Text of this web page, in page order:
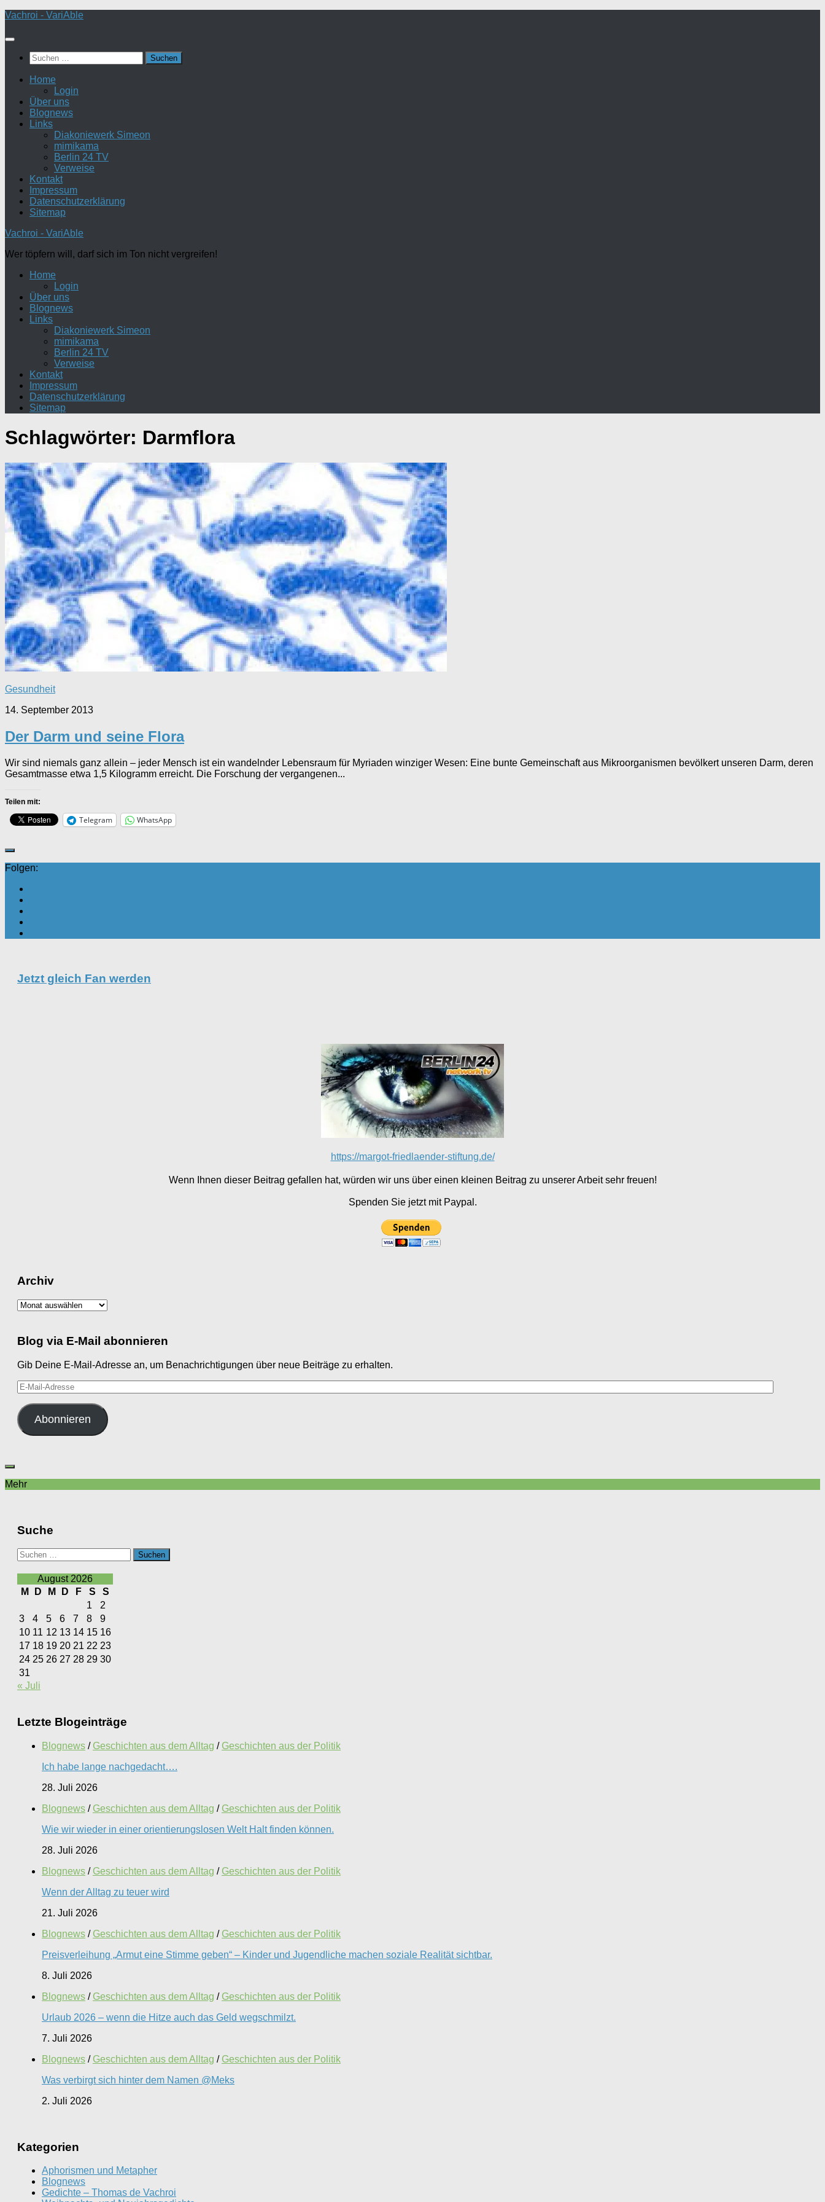
Zum
springen
Vachroi - VariAble
Suchen
nach:
Home
Login
Über uns
Blognews
Links
Diakoniewerk Simeon
mimikama
Berlin 24 TV
Verweise
Kontakt
Impressum
Datenschutzerklärung
Sitemap
Vachroi - VariAble
Wer töpfern will, darf sich im Ton nicht vergreifen!
Home
Login
Über uns
Blognews
Links
Diakoniewerk Simeon
mimikama
Berlin 24 TV
Verweise
Kontakt
Impressum
Datenschutzerklärung
Sitemap
Schlagwörter: Darmflora
Gesundheit
14. September 2013
Der Darm und seine Flora
Wir sind niemals ganz allein – jeder Mensch ist ein wandelnder Lebensraum für Myriaden winziger Wesen: Eine bunte Gemeinschaft aus Mikroorganismen bevölkert unseren Darm, deren
Gesamtmasse etwa 1,5 Kilogramm erreicht. Die Forschung der vergangenen...
Teilen mit:
Telegram WhatsApp
Folgen:
Jetzt gleich Fan werden
https://margot-friedlaender-stiftung.de/
Wenn Ihnen dieser Beitrag gefallen hat, würden wir uns über einen kleinen Beitrag zu unserer Arbeit sehr freuen!
Spenden Sie jetzt mit Paypal.
Archiv
Archiv
Blog via E-Mail abonnieren
Gib Deine E-Mail-Adresse an, um Benachrichtigungen über neue Beiträge zu erhalten.
E-
Mail-
Adresse
Abonnieren
Mehr
Suche
Suchen
nach:
August 2026
M
D M D F S
S
1
2
3
4 5 6 7 8
9
10 11 12 13 14 15 16
17 18 19 20 21 22 23
24 25 26 27 28 29 30
31
« Juli
Letzte Blogeinträge
Blognews / Geschichten aus dem Alltag / Geschichten aus der Politik
Ich habe lange nachgedacht….
28. Juli 2026
Blognews / Geschichten aus dem Alltag / Geschichten aus der Politik
Wie wir wieder in einer orientierungslosen Welt Halt finden können.
28. Juli 2026
Blognews / Geschichten aus dem Alltag / Geschichten aus der Politik
Wenn der Alltag zu teuer wird
21. Juli 2026
Blognews / Geschichten aus dem Alltag / Geschichten aus der Politik
Preisverleihung „Armut eine Stimme geben“ – Kinder und Jugendliche machen soziale Realität sichtbar.
8. Juli 2026
Blognews / Geschichten aus dem Alltag / Geschichten aus der Politik
Urlaub 2026 – wenn die Hitze auch das Geld wegschmilzt.
7. Juli 2026
Blognews / Geschichten aus dem Alltag / Geschichten aus der Politik
Was verbirgt sich hinter dem Namen @Meks
2. Juli 2026
Kategorien
Aphorismen und Metapher
Blognews
Gedichte – Thomas de Vachroi